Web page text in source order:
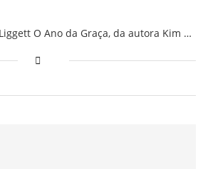
O Ano da Graça, da autora Kim …